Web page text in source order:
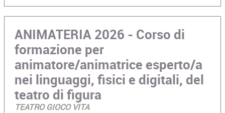
ANIMATERIA 2026 - Corso di
formazione per
animatore/animatrice esperto/a
nei linguaggi, fisici e digitali, del
teatro di figura
TEATRO GIOCO VITA